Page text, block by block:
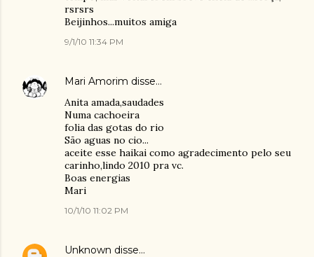
rsrsrs
Beijinhos...muitos amiga
9/1/10 11:34 PM
Mari Amorim disse…
Anita amada,saudades
Numa cachoeira
folia das gotas do rio
São aguas no cio...
aceite esse haikai como agradecimento pelo seu
carinho,lindo 2010 pra vc.
Boas energias
Mari
10/1/10 11:02 PM
Unknown disse…